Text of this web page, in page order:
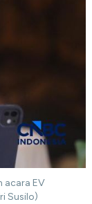
acara EV
Susilo)